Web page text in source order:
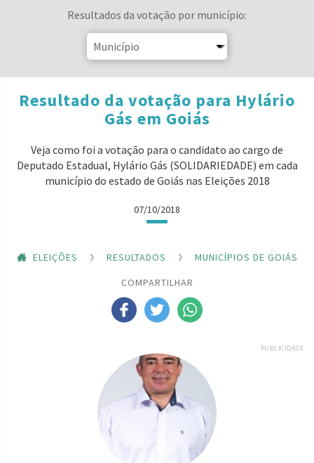
Resultados da votação por município:
Resultado da votação para Hylário
Gás em Goiás
Veja como foi a votação para o candidato ao cargo de
Deputado Estadual, Hylário Gás (SOLIDARIEDADE) em cada
município do estado de Goiás nas Eleições 2018
07/10/2018
ELEIÇÕES RESULTADOS
MUNICÍPIOS DE GOIÁS
COMPARTILHAR
PUBLICIDADE